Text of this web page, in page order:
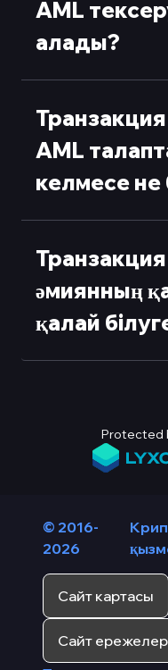
AML
алады?
AML
келмесе
әмиянның
қалай
Protected
© 2016-
2026
Сайт картасы
Сайт